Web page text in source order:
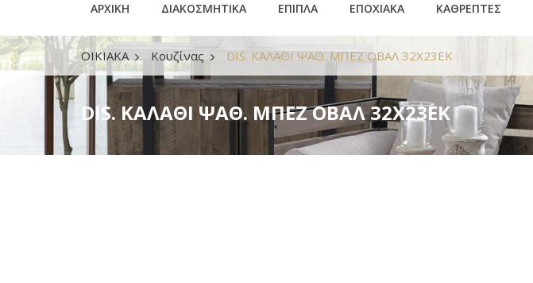
ΑΡΧΙΚΗ ΔΙΑΚΟΣΜΗΤΙΚΑ ΕΠΙΠΛΑ ΕΠΟΧΙΑΚΑ ΚΑΘΡΕΠΤΕΣ
ΟΙΚΙΑΚΑ Κουζίνας DIS. ΚΑΛΑΘΙ ΨΑΘ. ΜΠΕΖ ΟΒΑΛ 32Χ23ΕΚ
DIS. ΚΑΛΑΘΙ ΨΑΘ. ΜΠΕΖ ΟΒΑΛ 32Χ23ΕΚ